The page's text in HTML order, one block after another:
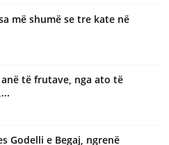
më shumë se tre kate në
të frutave, nga ato të
Godelli e Begaj, ngrenë